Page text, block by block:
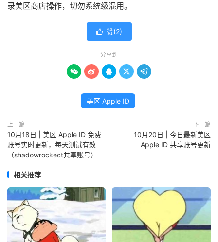
录美区商店操作，切勿系统级混用。
 赞(2)
分享到
    
美区 Apple ID
上一篇
10月18日 | 美区 Apple ID 免费
账号实时更新，每天测试有效
（shadowrockect共享账号）
下一篇
10月20日 | 今日最新美区
Apple ID 共享账号更新
相关推荐